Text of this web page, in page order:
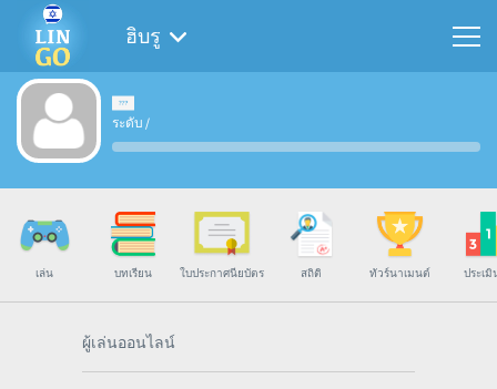
ฮิบรู
ระดับ /
เล่น บทเรียน ใบประกาศนียบัตร สถิติ ทัวร์นาเมนต์ ประเมิ
ผู้เล่นออนไลน์